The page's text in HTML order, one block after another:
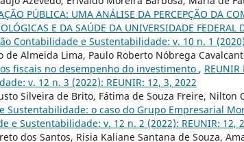
PÚBLICA: UMA ANÁLISE DA PERCEPÇÃO DA
E DA SAÚDE DA UNIVERSIDADE FEDERAL
Contabilidade e Sustentabilidade: v. 10 n. 1
de Almeida Lima, Paulo Roberto Nóbrega
fiscais no desempenho do investimento ,
v. 12 n. 3 (2022): REUNIR: 12, 3, 2022
Silveira de Brito, Fátima de Souza Freire, Nilton
Sustentabilidade: o caso do Grupo Empresarial
e Sustentabilidade: v. 12 n. 2 (2022): REUNIR: 12,
dos Santos, Risia Kaliane Santana de Souza,